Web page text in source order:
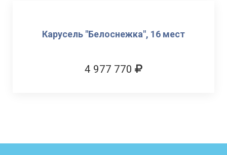
Карусель "Белоснежка", 16 мест
4 977 770